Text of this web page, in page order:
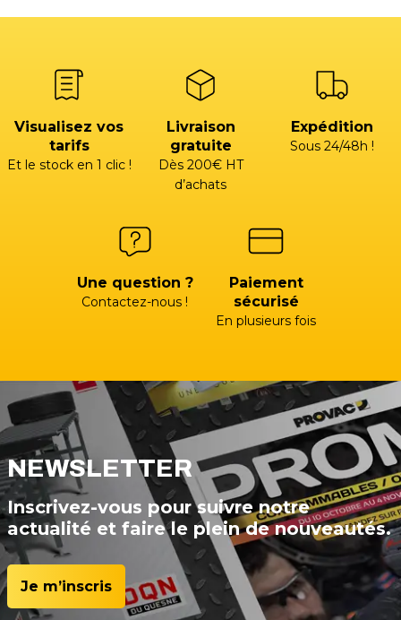
Visualisez vos
tarifs
Et le stock en 1 clic !
Livraison
gratuite
Dès 200€ HT
d’achats
Expédition
Sous 24/48h !
Une question ?
Contactez-nous !
Paiement
sécurisé
En plusieurs fois
NEWSLETTER
Inscrivez-vous pour suivre notre
actualité et faire le plein de nouveautés.
Je m’inscris